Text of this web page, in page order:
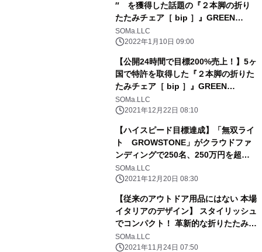
″ を獲得した話題の『２本脚の折り
たたみチェア［ bip ］』GREEN
FUNDINGで大好評発売中！
SOMa.LLC
2022年1月10日 09:00
【公開24時間で目標200%売上！】5ヶ
国で特許を取得した『２本脚の折りた
たみチェア［ bip ］』GREEN
FUNDINGで大好評発売中！
SOMa.LLC
2021年12月22日 08:10
【ハイスピード目標達成】「無双ライ
ト GROWSTONE」がクラウドファ
ンディングで250名、250万円を超え
る支援を集め好評発売中
SOMa.LLC
2021年12月20日 08:30
【従来のアウトドア用品にはない 本場
イタリアのデザイン】 スタイリッシュ
でコンパクト！ 革新的な折りたたみイ
ス『BIP』
SOMa.LLC
2021年11月24日 07:50